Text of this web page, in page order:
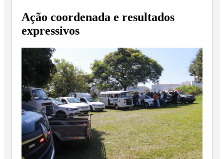
Ação coordenada e resultados
expressivos